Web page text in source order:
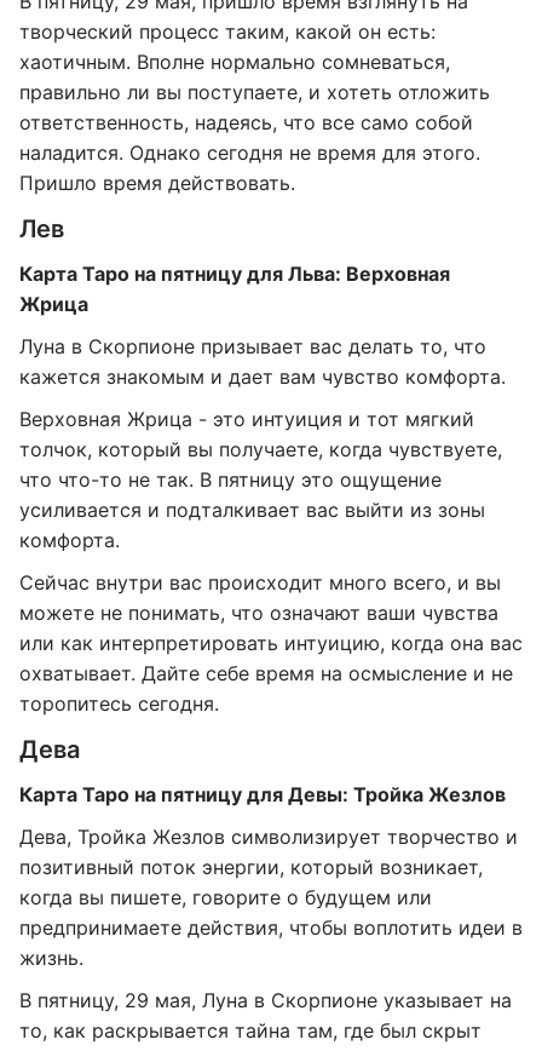
творческий процесс таким, какой он есть:
хаотичным. Вполне нормально сомневаться,
правильно ли вы поступаете, и хотеть отложить
ответственность, надеясь, что все само собой
наладится. Однако сегодня не время для этого.
Пришло время действовать.
Лев
Карта Таро на пятницу для Льва: Верховная
Жрица
Луна в Скорпионе призывает вас делать то, что
кажется знакомым и дает вам чувство комфорта.
Верховная Жрица - это интуиция и тот мягкий
толчок, который вы получаете, когда чувствуете,
что что-то не так. В пятницу это ощущение
усиливается и подталкивает вас выйти из зоны
комфорта.
Сейчас внутри вас происходит много всего, и вы
можете не понимать, что означают ваши чувства
или как интерпретировать интуицию, когда она вас
охватывает. Дайте себе время на осмысление и не
торопитесь сегодня.
Дева
Карта Таро на пятницу для Девы: Тройка Жезлов
Дева, Тройка Жезлов символизирует творчество и
позитивный поток энергии, который возникает,
когда вы пишете, говорите о будущем или
предпринимаете действия, чтобы воплотить идеи в
жизнь.
В пятницу, 29 мая, Луна в Скорпионе указывает на
то, как раскрывается тайна там, где был скрыт